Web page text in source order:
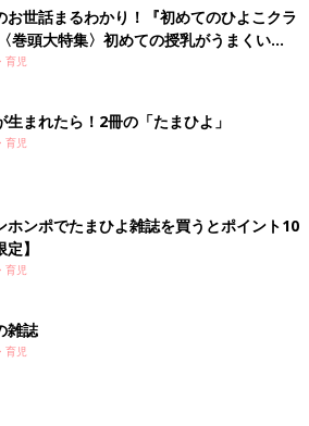
お世話まるわかり！『初めてのひよこクラ
巻頭大特集〉初めての授乳がうまくい
い・ミルクの基本と夏のトラブル 解決テ
育児
生まれたら！2冊の「たまひよ」
育児
ホンポでたまひよ雑誌を買うとポイント10
】
育児
雑誌
育児